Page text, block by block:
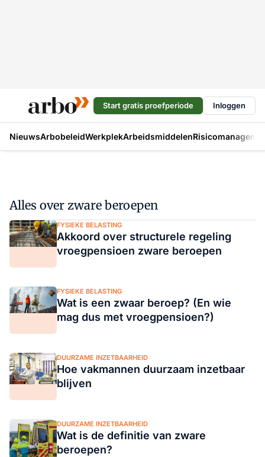
Start gratis proefperiode Inloggen
NieuwsArbobeleidWerkplekArbeidsmiddelen
Alles over zware beroepen
FYSIEKE BELASTING
Akkoord over structurele regeling
vroegpensioen zware beroepen
FYSIEKE BELASTING
Wat is een zwaar beroep? (En wie
mag dus met vroegpensioen?)
DUURZAME INZETBAARHEID
Hoe vakmannen duurzaam inzetbaar
blijven
DUURZAME INZETBAARHEID
Wat is de definitie van zware
beroepen?